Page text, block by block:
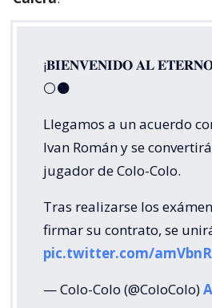
¡𝐁𝐈𝐄𝐍𝐕𝐄𝐍𝐈𝐃𝐎 𝐀𝐋
⚪⚫
Llegamos a un acuerdo
Ivan Román y se
jugador de Colo-Colo.
Tras realizarse los
firmar su contrato, se
pic.twitter.com/
— Colo-Colo (@ColoColo)